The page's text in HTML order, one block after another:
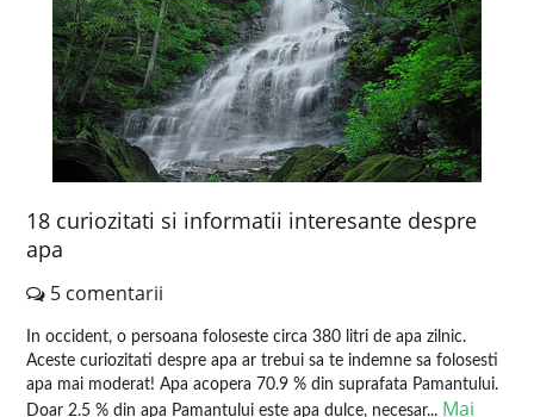
18 curiozitati si informatii interesante despre
apa
5 comentarii
In occident, o persoana foloseste circa 380 litri de apa zilnic.
Aceste curiozitati despre apa ar trebui sa te indemne sa folosesti
apa mai moderat! Apa acopera 70.9 % din suprafata Pamantului.
Doar 2.5 % din apa Pamantului este apa dulce, necesar... Mai